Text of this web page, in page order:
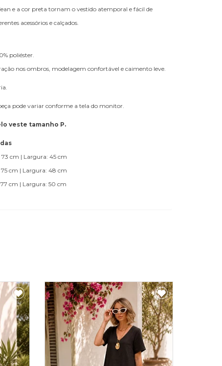
e a cor preta tornam o vestido atemporal e fácil de
acessórios e calçados.
poliéster.
nos ombros, modelagem confortável e caimento leve.
pode variar conforme a tela do monitor.
veste tamanho P.
cm | Largura: 45 cm
cm | Largura: 48 cm
cm | Largura: 50 cm